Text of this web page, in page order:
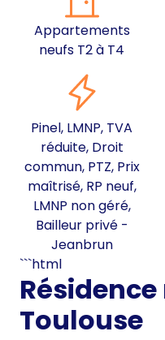
Appartements
neufs T2 à T4
Pinel, LMNP, TVA
réduite, Droit
commun, PTZ, Prix
maîtrisé, RP neuf,
LMNP non géré,
Bailleur privé -
Jeanbrun
```html
Toulouse